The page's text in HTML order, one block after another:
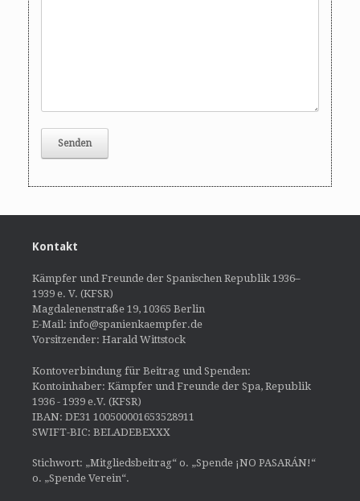
Kontakt
Kämpfer und Freunde der Spanischen Republik 1936–
1939 e. V. (KFSR)
Magdalenenstraße 19, 10365 Berlin
E-Mail: info@spanienkaempfer.de
Vorsitzender: Harald Wittstock
Kontoverbindung für Beitrag und Spenden:
Kontoinhaber: Kämpfer und Freunde der Spa, Republik
1936 - 1939 e.V. (KFSR)
IBAN: DE31 100500001653528911
SWIFT-BIC: BELADEBEXXX
Stichwort: „Mitgliedsbeitrag“ o. „Spende ¡NO PASARÁN!“
o. „Spende Verein“.